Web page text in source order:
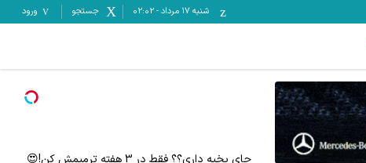
شنبه ۱۷ مرداد -
02:02 جستجو ورود
جای بخیه داری؟؟ فقط در 3 هفته ترمیمش کن!😍